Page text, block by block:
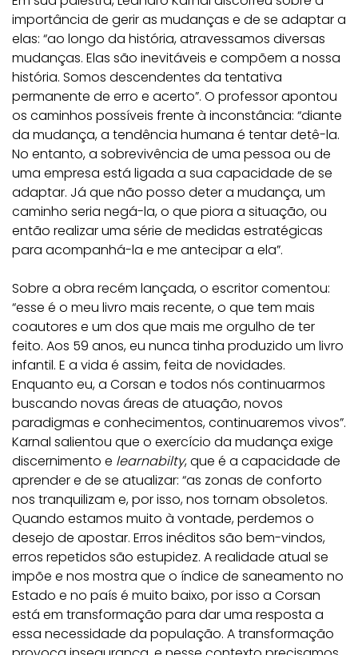
importância de gerir as mudanças e de se adaptar a
elas: “ao longo da história, atravessamos diversas
mudanças. Elas são inevitáveis e compõem a nossa
história. Somos descendentes da tentativa
permanente de erro e acerto”. O professor apontou
os caminhos possíveis frente à inconstância: “diante
da mudança, a tendência humana é tentar detê-la.
No entanto, a sobrevivência de uma pessoa ou de
uma empresa está ligada a sua capacidade de se
adaptar. Já que não posso deter a mudança, um
caminho seria negá-la, o que piora a situação, ou
então realizar uma série de medidas estratégicas
para acompanhá-la e me antecipar a ela”.
Sobre a obra recém lançada, o escritor comentou:
“esse é o meu livro mais recente, o que tem mais
coautores e um dos que mais me orgulho de ter
feito. Aos 59 anos, eu nunca tinha produzido um livro
infantil. E a vida é assim, feita de novidades.
Enquanto eu, a Corsan e todos nós continuarmos
buscando novas áreas de atuação, novos
paradigmas e conhecimentos, continuaremos vivos”.
Karnal salientou que o exercício da mudança exige
discernimento e learnabilty, que é a capacidade de
aprender e de se atualizar: “as zonas de conforto
nos tranquilizam e, por isso, nos tornam obsoletos.
Quando estamos muito à vontade, perdemos o
desejo de apostar. Erros inéditos são bem-vindos,
erros repetidos são estupidez. A realidade atual se
impõe e nos mostra que o índice de saneamento no
Estado e no país é muito baixo, por isso a Corsan
está em transformação para dar uma resposta a
essa necessidade da população. A transformação